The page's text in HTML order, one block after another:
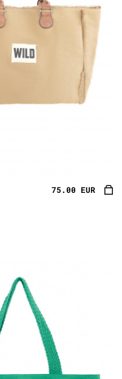
accompagnera aussi
un tanin
Il est parfait avec
il peaufine
75.00 EUR